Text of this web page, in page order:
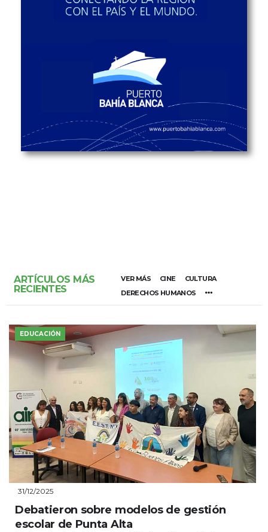
ARTÍCULOS MÁS
RECIENTES
VER MÁS CINE
CULTURA
DERECHOS HUMANOS
EDUCACIÓN
31/12/2025
Debatieron sobre modelos de gestión
escolar de Punta Alta